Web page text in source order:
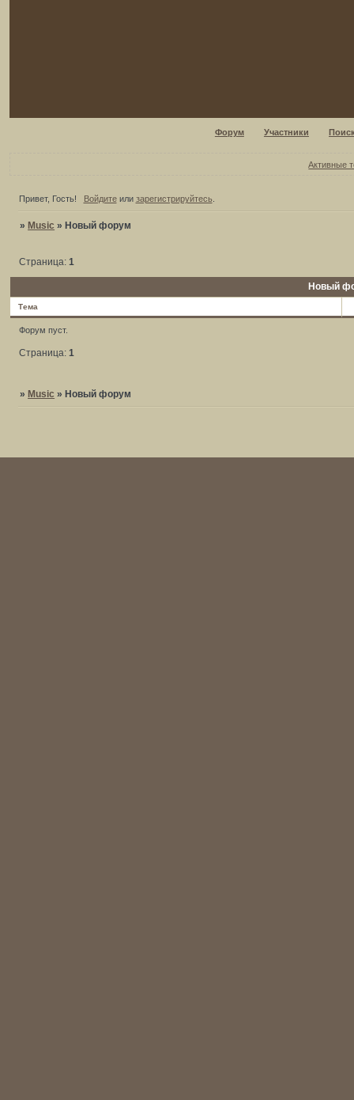
Форум Участники
Активные
Привет, Гость! Войдитеили зарегистрируйтесь.
» Music » Новый форум
Новый
Страница:1
Тема
Форум пуст.
Страница: 1
» Music » Новый форум